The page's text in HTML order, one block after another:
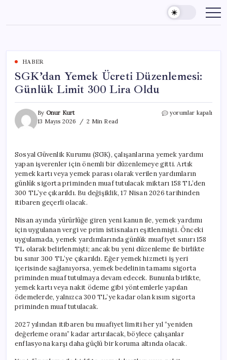
content
HABER
SGK’dan Yemek Ücreti Düzenlemesi:
Günlük Limit 300 Lira Oldu
By Onur Kurt
13 Mayıs 2026
2 Min Read
SGK’dan
Limit
300
Lira
Oldu
için
yorumlar kapalı
Sosyal Güvenlik Kurumu (SGK), çalışanlarına yemek yardımı
yapan işverenler için önemli bir düzenlemeye gitti. Artık
yemek kartı veya yemek parası olarak verilen yardımların
günlük sigorta priminden muaf tutulacak miktarı 158 TL’den
300 TL’ye çıkarıldı. Bu değişiklik, 17 Nisan 2026 tarihinden
itibaren geçerli olacak.
Nisan ayında yürürlüğe giren yeni kanun ile, yemek yardımı
için uygulanan vergi ve prim istisnaları eşitlenmişti. Önceki
uygulamada, yemek yardımlarında günlük muafiyet sınırı 158
TL olarak belirlenmişti; ancak bu yeni düzenleme ile birlikte
bu sınır 300 TL’ye çıkarıldı. Eğer yemek hizmeti iş yeri
içerisinde sağlanıyorsa, yemek bedelinin tamamı sigorta
priminden muaf tutulmaya devam edecek. Bununla birlikte,
yemek kartı veya nakit ödeme gibi yöntemlerle yapılan
ödemelerde, yalnızca 300 TL’ye kadar olan kısım sigorta
priminden muaf tutulacak.
2027 yılından itibaren bu muafiyet limiti her yıl “yeniden
değerleme oranı” kadar artırılacak, böylece çalışanlar
enflasyona karşı daha güçlü bir koruma altında olacak.